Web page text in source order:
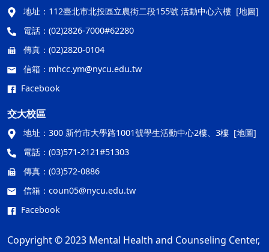
地址： 112臺北市北投區立農街二段155號 活動中心六樓 [地圖]
電話： (02)2826-7000#62280
傳真： (02)2820-0104
信箱： mhcc.ym@nycu.edu.tw
Facebook
交大校區
地址： 300 新竹市大學路1001號學生活動中心2樓、3樓 [地圖]
電話： (03)571-2121#51303
傳真： (03)572-0886
信箱： coun05@nycu.edu.tw
Facebook
Copyright © 2023 Mental Health and Counseling Center,